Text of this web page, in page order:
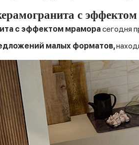
с
с эффектом мраморасегодня
малых форматов,